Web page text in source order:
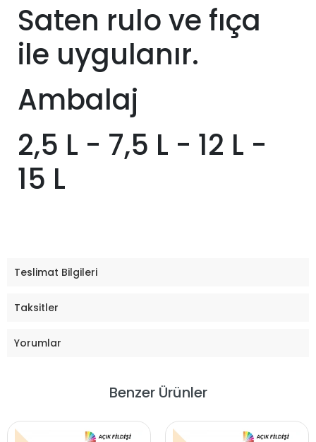
Saten rulo ve fıça
ile uygulanır.
Ambalaj
2,5 L - 7,5 L - 12 L -
15 L
Teslimat Bilgileri
Taksitler
Yorumlar
Benzer Ürünler